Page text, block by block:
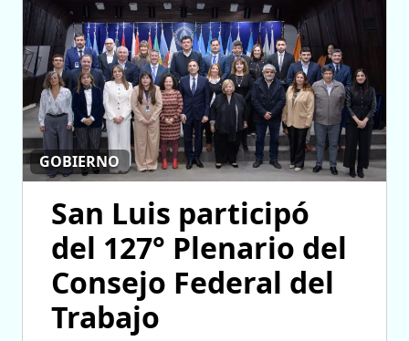
GOBIERNO
San Luis participó
del 127° Plenario del
Consejo Federal del
Trabajo